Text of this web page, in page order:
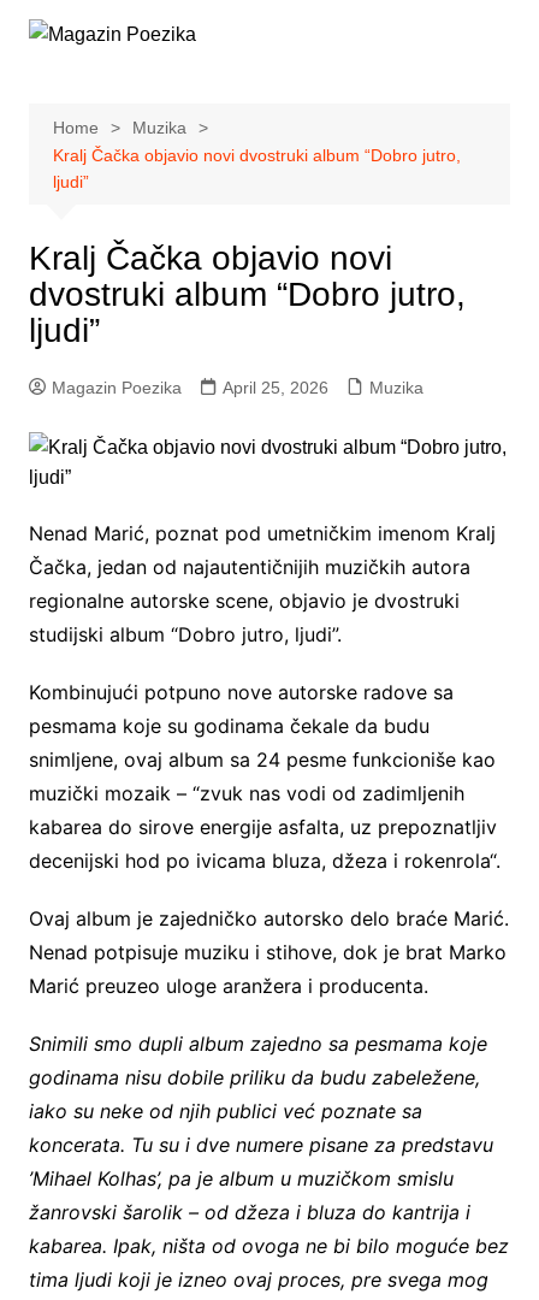
Home
Muzika
Kralj Čačka objavio novi dvostruki album “Dobro jutro,
ljudi”
Kralj Čačka objavio novi
dvostruki album “Dobro jutro,
ljudi”
Magazin Poezika April 25, 2026 Muzika
Nenad Marić, poznat pod umetničkim imenom Kralj
Čačka, jedan od najautentičnijih muzičkih autora
regionalne autorske scene, objavio je dvostruki
studijski album “Dobro jutro, ljudi”.
Kombinujući potpuno nove autorske radove sa
pesmama koje su godinama čekale da budu
snimljene, ovaj album sa 24 pesme funkcioniše kao
muzički mozaik – “zvuk nas vodi od zadimljenih
kabarea do sirove energije asfalta, uz prepoznatljiv
decenijski hod po ivicama bluza, džeza i rokenrola“.
Ovaj album je zajedničko autorsko delo braće Marić.
Nenad potpisuje muziku i stihove, dok je brat Marko
Marić preuzeo uloge aranžera i producenta.
Snimili smo dupli album zajedno sa pesmama koje
godinama nisu dobile priliku da budu zabeležene,
iako su neke od njih publici već poznate sa
koncerata. Tu su i dve numere pisane za predstavu
’Mihael Kolhas’, pa je album u muzičkom smislu
žanrovski šarolik – od džeza i bluza do kantrija i
kabarea. Ipak, ništa od ovoga ne bi bilo moguće bez
tima ljudi koji je izneo ovaj proces, pre svega mog